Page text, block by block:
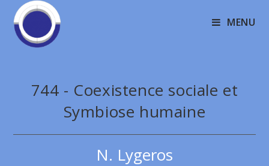
MENU
744 - Coexistence sociale et
Symbiose humaine
N. Lygeros